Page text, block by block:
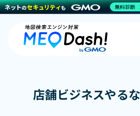
店舗ビジネスやる
無料診断